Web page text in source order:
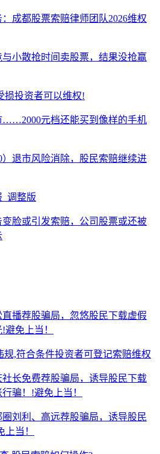
成都股票索赔律师团队2026维权
小散抢时间卖股票，结果没抢赢
损投资者可以维权!
……2000元档还能买到像样的手机
）退市风险消除，股民索赔继续进
调整版
变脸或引发索赔，公司股票或还被
播荐股骗局，忽悠股民下载虚假
免上当！
规,符合条件投资者可登记索赔维权
长免费荐股骗局，诱导股民下载
骗！!避免上当！
刘利、高远荐股骗局，诱导股民
当！